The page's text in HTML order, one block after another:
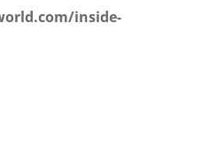
inside-